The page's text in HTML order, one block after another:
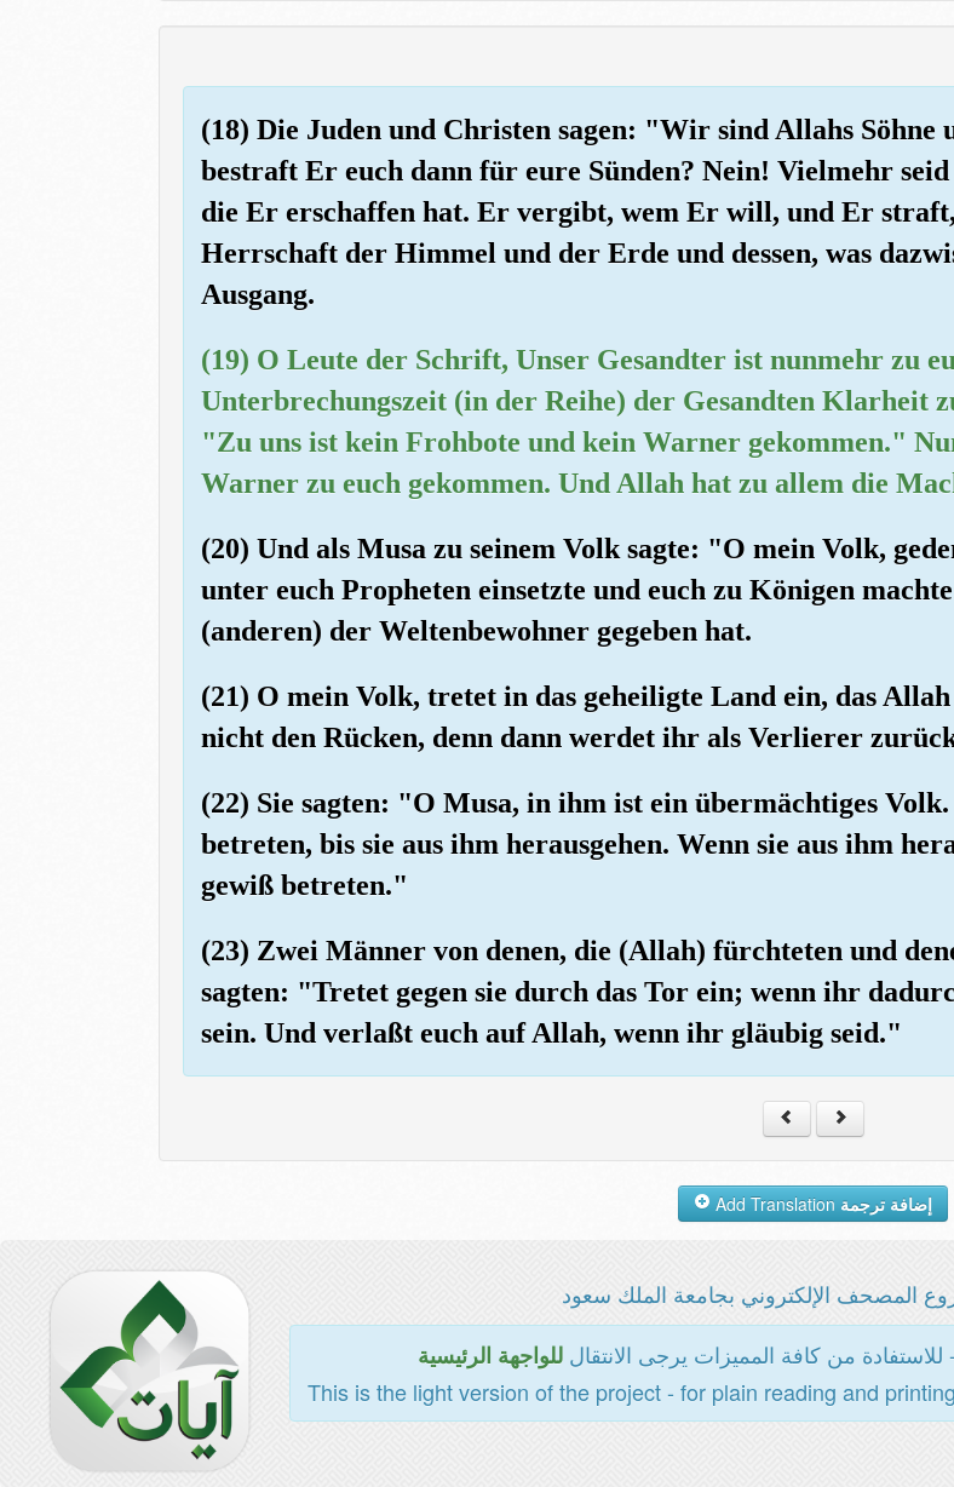
(18) Die Juden und Christen sagen: "Wir sind Allahs
bestraft Er euch dann für eure Sünden? Nein! Vielmehr
die Er erschaffen hat. Er vergibt, wem Er will, und Er
Herrschaft der Himmel und der Erde und dessen, was
Ausgang.
(19) O Leute der Schrift, Unser Gesandter ist nunmehr zu
Unterbrechungszeit (in der Reihe) der Gesandten Klarheit
"Zu uns ist kein Frohbote und kein Warner gekommen."
Warner zu euch gekommen. Und Allah hat zu allem die
(20) Und als Musa zu seinem Volk sagte: "O mein Volk,
unter euch Propheten einsetzte und euch zu Königen
(anderen) der Weltenbewohner gegeben hat.
(21) O mein Volk, tretet in das geheiligte Land ein, das
nicht den Rücken, denn dann werdet ihr als Verlierer
(22) Sie sagten: "O Musa, in ihm ist ein übermächtiges
betreten, bis sie aus ihm herausgehen. Wenn sie aus ihm
gewiß betreten."
(23) Zwei Männer von denen, die (Allah) fürchteten und
sagten: "Tretet gegen sie durch das Tor ein; wenn ihr
sein. Und verlaßt euch auf Allah, wenn ihr gläubig seid."
إضافة ترجمة
المصحف الإلكتروني بجامعة الملك سعود
- للاستفادة من كافة المميزات يرجى الانتقالللواجهة الرئيسية
This is the light version of the project - for plain reading and